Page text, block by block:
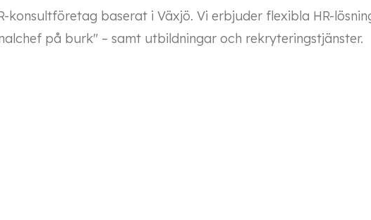
baserat i Växjö. Vi erbjuder flexibla HR-
på burk" – samt utbildningar och rekryteringstjänster.